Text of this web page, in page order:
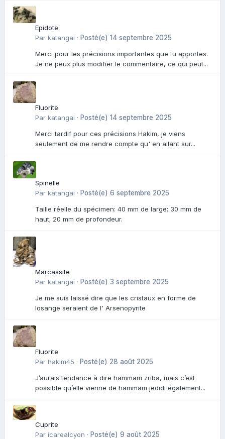
Epidote
Par katangai · Posté(e) 14 septembre 2025
Merci pour les précisions importantes que tu apportes.
Je ne peux plus modifier le commentaire, ce qui peut...
Fluorite
Par katangai · Posté(e) 14 septembre 2025
Merci tardif pour ces précisions Hakim, je viens
seulement de me rendre compte qu' en allant sur...
Spinelle
Par katangai · Posté(e) 6 septembre 2025
Taille réelle du spécimen: 40 mm de large; 30 mm de
haut; 20 mm de profondeur.
Marcassite
Par katangai · Posté(e) 3 septembre 2025
Je me suis laissé dire que les cristaux en forme de
losange seraient de l' Arsenopyrite
Fluorite
Par hakim45 · Posté(e) 28 août 2025
J’aurais tendance à dire hammam zriba, mais c’est
possible qu’elle vienne de hammam jedidi également...
Cuprite
Par icarealcyon · Posté(e) 9 août 2025